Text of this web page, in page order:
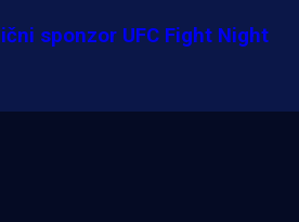
sponzor UFC Fight Night